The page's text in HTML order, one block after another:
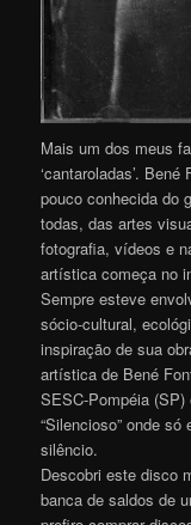
Mais um dos meus
‘cantaroladas’.
pouco conhecida do
todas, das artes
fotografia, vídeos e
artística começa no
Sempre esteve
sócio-cultural,
inspiração de sua
artística de Bené
SESC-Pompéia
“Silencioso” onde
silêncio.
Descobri este disco
banca de saldos de